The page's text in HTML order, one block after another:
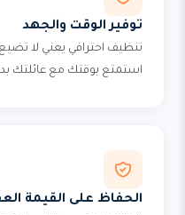
توفير الوقت والجهد
تنظيف احترافي يعني لا
استمتع بوقتك مع عائلتك
الحفاظ على القيمة